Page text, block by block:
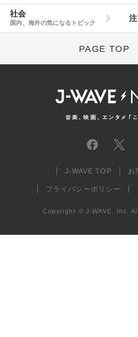
社会
国内、海外の気になるトピック
PAGE TOP
J-WAVE TOP お
プライバシーポリシー
Copyright © J-WAVE, Inc.